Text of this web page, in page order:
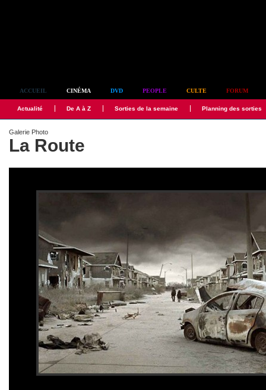
ACCUEIL CINÉMA DVD PEOPLE CULTE FORUM
Actualité De A à Z Sorties de la semaine Planning des sorties
Galerie Photo
La Route